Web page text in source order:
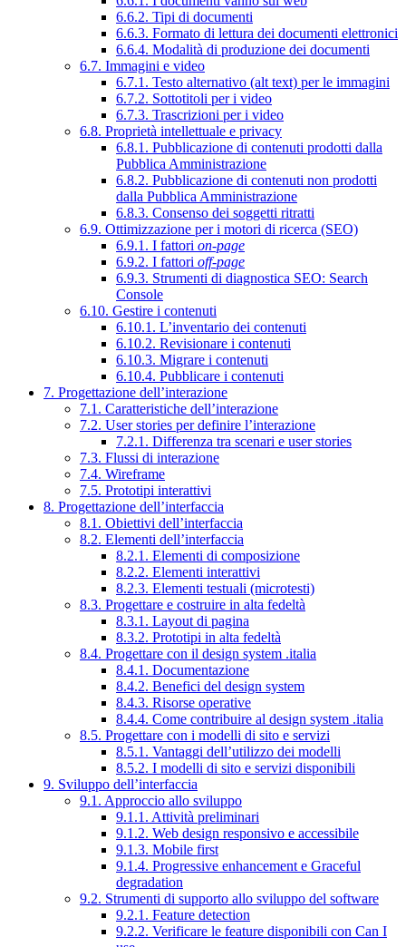
6.6.2. Tipi di documenti
6.6.3. Formato di lettura dei documenti elettronici
6.6.4. Modalità di produzione dei documenti
6.7. Immagini e video
6.7.1. Testo alternativo (alt text) per le immagini
6.7.2. Sottotitoli per i video
6.7.3. Trascrizioni per i video
6.8. Proprietà intellettuale e privacy
6.8.1. Pubblicazione di contenuti prodotti dalla
Pubblica Amministrazione
6.8.2. Pubblicazione di contenuti non prodotti
dalla Pubblica Amministrazione
6.8.3. Consenso dei soggetti ritratti
6.9. Ottimizzazione per i motori di ricerca (SEO)
6.9.1. I fattori on-page
6.9.2. I fattori off-page
6.9.3. Strumenti di diagnostica SEO: Search
Console
6.10. Gestire i contenuti
6.10.1. L’inventario dei contenuti
6.10.2. Revisionare i contenuti
6.10.3. Migrare i contenuti
6.10.4. Pubblicare i contenuti
7. Progettazione dell’interazione
7.1. Caratteristiche dell’interazione
7.2. User stories per definire l’interazione
7.2.1. Differenza tra scenari e user stories
7.3. Flussi di interazione
7.4. Wireframe
7.5. Prototipi interattivi
8. Progettazione dell’interfaccia
8.1. Obiettivi dell’interfaccia
8.2. Elementi dell’interfaccia
8.2.1. Elementi di composizione
8.2.2. Elementi interattivi
8.2.3. Elementi testuali (microtesti)
8.3. Progettare e costruire in alta fedeltà
8.3.1. Layout di pagina
8.3.2. Prototipi in alta fedeltà
8.4. Progettare con il design system .italia
8.4.1. Documentazione
8.4.2. Benefici del design system
8.4.3. Risorse operative
8.4.4. Come contribuire al design system .italia
8.5. Progettare con i modelli di sito e servizi
8.5.1. Vantaggi dell’utilizzo dei modelli
8.5.2. I modelli di sito e servizi disponibili
9. Sviluppo dell’interfaccia
9.1. Approccio allo sviluppo
9.1.1. Attività preliminari
9.1.2. Web design responsivo e accessibile
9.1.3. Mobile first
9.1.4. Progressive enhancement e Graceful
degradation
9.2. Strumenti di supporto allo sviluppo del software
9.2.1. Feature detection
9.2.2. Verificare le feature disponibili con Can I